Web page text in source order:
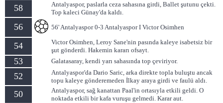
58
Antalyaspor, paslarla ceza sahasına girdi, Ballet şutunu çekti.
Top kaleci Günay'da kaldı.
56 56' Antalyaspor 0-3 Antalyaspor I Victor Osimhen
54
Victor Osimhen, Leroy Sane'nin pasında kaleye isabetsiz bir
şut gönderdi. Hakemin kararı ofsayt.
53 Galatasaray, kendi yarı sahasında top çeviriyor.
52
Antalyaspor'da Dario Saric, arka direkte topla buluştu ancak
topu kaleye gönderemeden İlkay araya girdi ve faulü aldı.
50
Antalyaspor, sağ kanattan Paal'in ortasıyla etkili geldi. O
noktada etkili bir kafa vuruşu gelmedi. Karar aut.